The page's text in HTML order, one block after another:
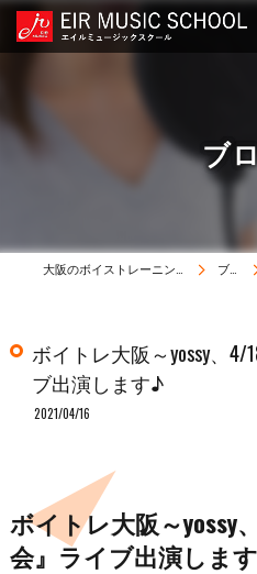
ブ
ブログ
ボイトレ大阪～yossy、
ブ出演します♪
2021/04/16
ボイトレ大阪～yossy
会』ライブ出演しま